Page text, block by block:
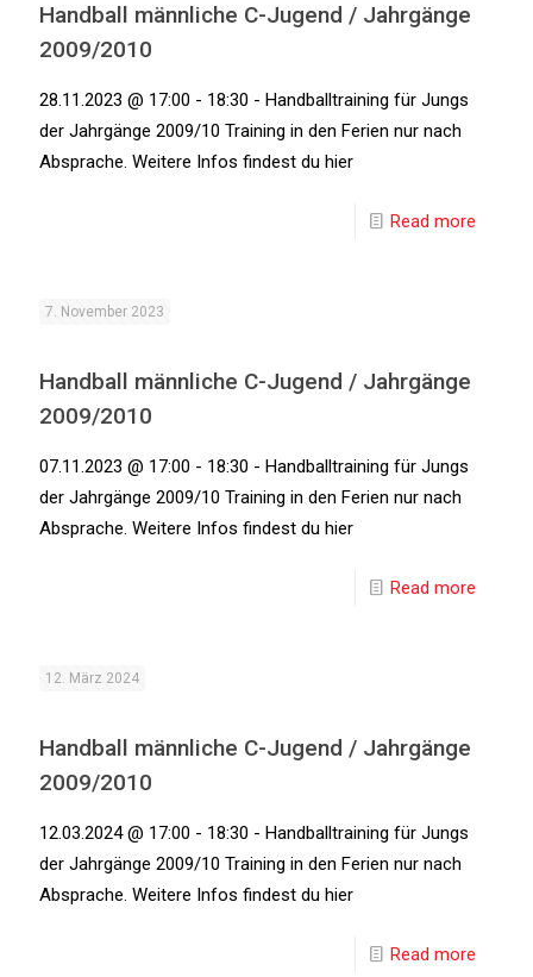
Handball männliche C-Jugend / Jahrgänge
2009/2010
28.11.2023 @ 17:00 - 18:30 - Handballtraining für Jungs
der Jahrgänge 2009/10 Training in den Ferien nur nach
Absprache. Weitere Infos findest du hier
Read more
7. November 2023
Handball männliche C-Jugend / Jahrgänge
2009/2010
07.11.2023 @ 17:00 - 18:30 - Handballtraining für Jungs
der Jahrgänge 2009/10 Training in den Ferien nur nach
Absprache. Weitere Infos findest du hier
Read more
12. März 2024
Handball männliche C-Jugend / Jahrgänge
2009/2010
12.03.2024 @ 17:00 - 18:30 - Handballtraining für Jungs
der Jahrgänge 2009/10 Training in den Ferien nur nach
Absprache. Weitere Infos findest du hier
Read more